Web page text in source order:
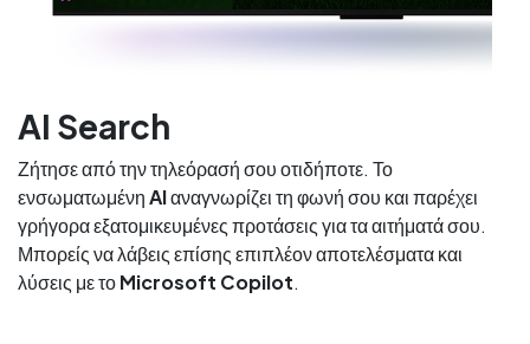
AI Search
Ζήτησε από την τηλεόρασή σου οτιδήποτε. Το
ενσωματωμένηAIαναγνωρίζει τη φωνή σου και παρέχει
γρήγορα εξατομικευμένες προτάσεις για τα αιτήματά σου.
Μπορείς να λάβεις επίσης επιπλέον αποτελέσματα και
λύσεις με τοMicrosoft Copilot.